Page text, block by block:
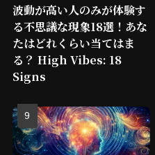
波動が高い人のみが体験す
る不思議な現象18選！あな
たはどれくらい当てはま
る？ High Vibes: 18
Signs